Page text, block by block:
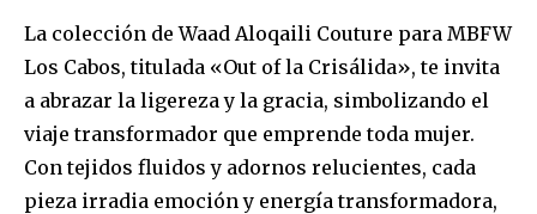
La colección de Waad Aloqaili Couture para MBFW
Los Cabos, titulada «Out of la Crisálida», te invita
a abrazar la ligereza y la gracia, simbolizando el
viaje transformador que emprende toda mujer.
Con tejidos fluidos y adornos relucientes, cada
pieza irradia emoción y energía transformadora,